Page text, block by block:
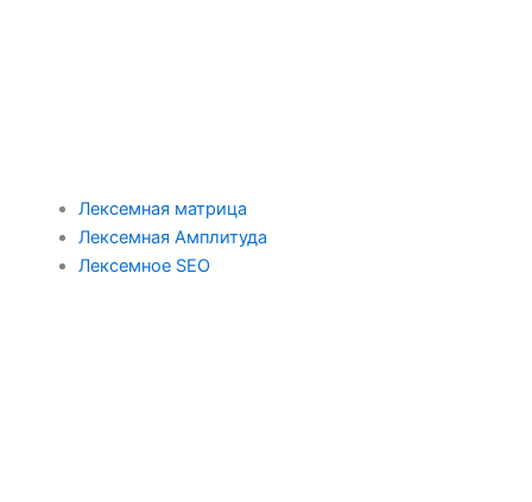
Лексемная матрица
Лексемная Амплитуда
Лексемное SEO